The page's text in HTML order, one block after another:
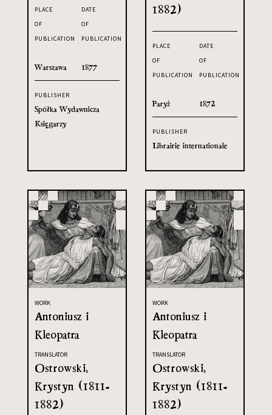
PLACE
OF
PUBLICATION
Warszawa
DATE
OF
PUBLICATION
1877
PUBLISHER
Spółka Wydawnicza
Księgarzy
1882)
PLACE
OF
PUBLICATION
Paryż
DATE
OF
PUBLICATION
1872
PUBLISHER
Librairie internationale
WORK
Antoniusz i
Kleopatra
TRANSLATOR
Ostrowski,
Krystyn (1811-
1882)
WORK
Antoniusz i
Kleopatra
TRANSLATOR
Ostrowski,
Krystyn (1811-
1882)